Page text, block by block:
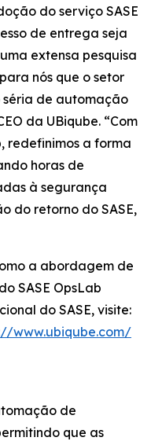
do serviço SASE
de entrega seja
extensa pesquisa
nós que o setor
de automação
da UBiqube. “Com
redefinimos a forma
horas de
à segurança
do retorno do SASE,
a abordagem de
SASE OpsLab
do SASE, visite:
www.ubiqube.com/
de
que as